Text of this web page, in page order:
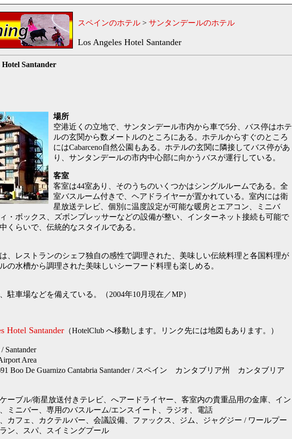
スペインのホテル> サンタンデールのホテル
Los Angeles Hotel Santander
Hotel Santander
場所
空港近くの立地で、サンタンデール市内から車で5分、バス停はホテ
ルの玄関から数メートルのところにある。ホテルからすぐのところ
にはCabarceno自然公園もある。ホテルの玄関に隣接してバス停があ
り、サンタンデールの市内中心部に向かうバスが運行している。
客室
客室は44室あり、そのうちのいくつかはシングルルームである。全
室バスルーム付きで、ヘアドライヤーが置かれている。室内には衛
星放送テレビ、個別に温度設定が可能な暖房とエアコン、ミニバ
・ボックス、ズボンプレッサーなどの設備が整い、インターネット接続も可能で
くらいで、伝統的なスタイルである。
、レストランのシェフ独自の感性で調理された、美味しい伝統料理と各国料理が
の水槽から調理された美味しいシーフード料理も楽しめる。
駐車場などを備えている。（2004年10月現在／MP）
Hotel Santander（HotelClub へ移動します。リンク先には地図もあります。）
Santander
Area
Boo De Guarnizo Cantabria Santander / スペイン カンタブリア州 カンタブリア
ーブル/衛星放送付きテレビ、へアードライヤー、客室内の貴重品用の金庫、イン
ミニバー、専用のバスルーム/エンスイート、ラジオ、電話
カフェ、カクテルバー、会議設備、ファックス、ジム、ジャグジー / ワールプー
ン、スパ、スイミングプール